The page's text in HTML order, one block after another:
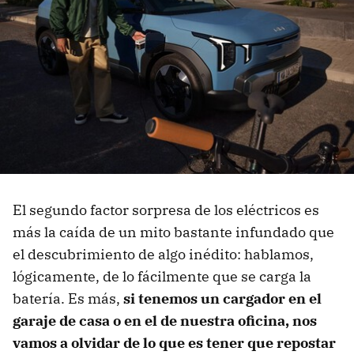
El segundo factor sorpresa de los eléctricos es
más la caída de un mito bastante infundado que
el descubrimiento de algo inédito: hablamos,
lógicamente, de lo fácilmente que se carga la
batería. Es más, si tenemos un cargador en el
garaje de casa o en el de nuestra oficina, nos
vamos a olvidar de lo que es tener que repostar